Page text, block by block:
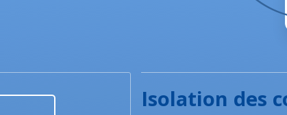
Isolation des